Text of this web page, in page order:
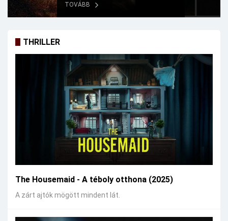
TOVÁBB
THRILLER
The Housemaid - A téboly otthona (2025)
A zárt ajtók mögött mindent lát.